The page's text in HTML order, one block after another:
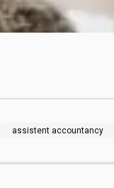
assistent accountancy